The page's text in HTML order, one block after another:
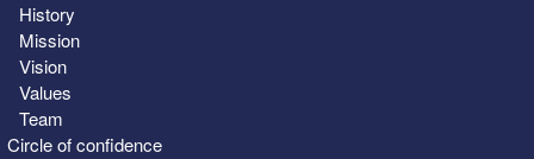
History
Mission
Vision
Values
Team
Circle of confidence